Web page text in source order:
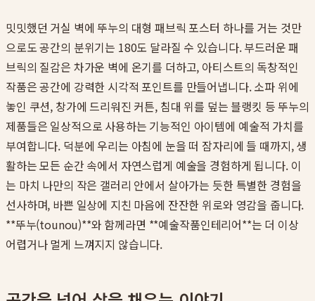
밋밋했던 거실 벽에 뚜누의 대형 패브릭 포스터 하나를 거는 것만
으로도 공간의 분위기는 180도 달라질 수 있습니다. 부드러운 패
브릭의 질감은 차가운 벽에 온기를 더하고, 아티스트의 독창적인
작품은 공간에 강력한 시각적 포인트를 만들어냅니다. 소파 위에
놓인 쿠션, 창가에 드리워진 커튼, 침대 위를 덮는 블랭킷 등 뚜누의
제품들은 일상적으로 사용하는 기능적인 아이템에 예술적 가치를
부여합니다. 덕분에 우리는 아침에 눈을 떠 잠자리에 들 때까지, 생
활하는 모든 순간 속에서 자연스럽게 예술을 경험하게 됩니다. 이
는 마치 나만의 작은 갤러리 안에서 살아가는 듯한 특별한 경험을
선사하며, 바쁜 일상에 지친 마음에 잔잔한 위로와 영감을 줍니다.
**뚜누(tounou)**와 함께라면 **예술작품인테리어**는 더 이상
어렵거나 멀게 느껴지지 않습니다.